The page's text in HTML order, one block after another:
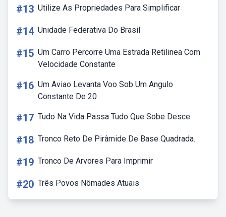
#13 Utilize As Propriedades Para Simplificar
#14 Unidade Federativa Do Brasil
#15 Um Carro Percorre Uma Estrada Retilinea Com
Velocidade Constante
#16 Um Aviao Levanta Voo Sob Um Angulo
Constante De 20
#17 Tudo Na Vida Passa Tudo Que Sobe Desce
#18 Tronco Reto De Pirâmide De Base Quadrada.
#19 Tronco De Arvores Para Imprimir
#20 Três Povos Nômades Atuais